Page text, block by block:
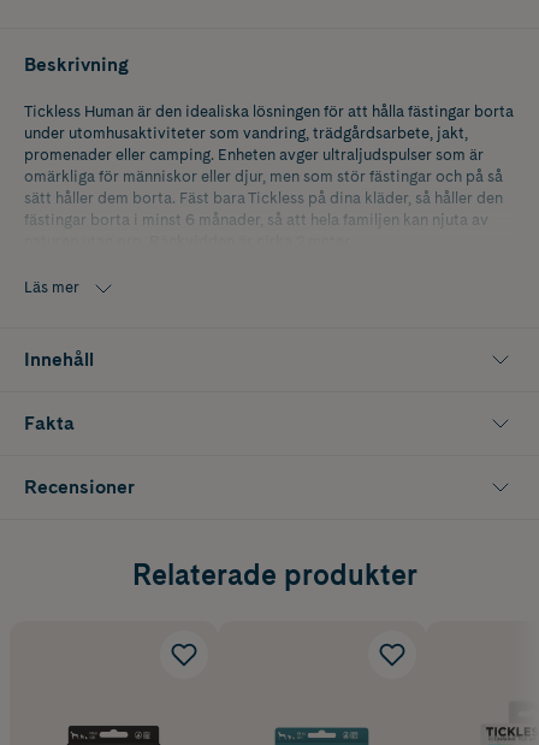
Beskrivning
Tickless Human är den idealiska lösningen för att hålla fästingar borta
under utomhusaktiviteter som vandring, trädgårdsarbete, jakt,
promenader eller camping. Enheten avger ultraljudspulser som är
omärkliga för människor eller djur, men som stör fästingar och på så
sätt håller dem borta. Fäst bara Tickless på dina kläder, så håller den
fästingar borta i minst 6 månader, så att hela familjen kan njuta av
Fästingskyddet Human är en förebyggande lösning, fri från kemikalier
Läs mer
Innehåll
Fakta
Recensioner
Relaterade produkter